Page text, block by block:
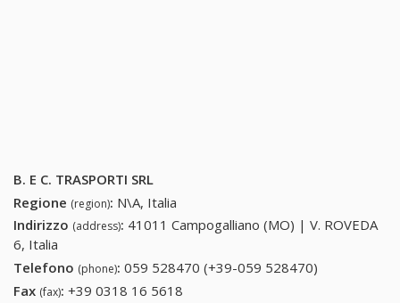
B. E C. TRASPORTI SRL
Regione (region): N\A, Italia
Indirizzo (address): 41011 Campogalliano (MO) | V. ROVEDA
6, Italia
Telefono (phone): 059 528470 (+39-059 528470)
Fax (fax): +39 0318 16 5618